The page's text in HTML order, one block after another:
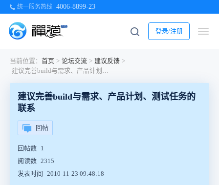
统一服务热线 4006-8899-23
登录/注册
当前位置： 首页 > 论坛交流 > 建议反馈 >
建议完善build与需求、产品计划、测试任务的联系
建议完善build与需求、产品计划、测试任务的
联系
回帖
回帖数 1
阅读数 2315
发表时间
2010-11-23 09:48:18